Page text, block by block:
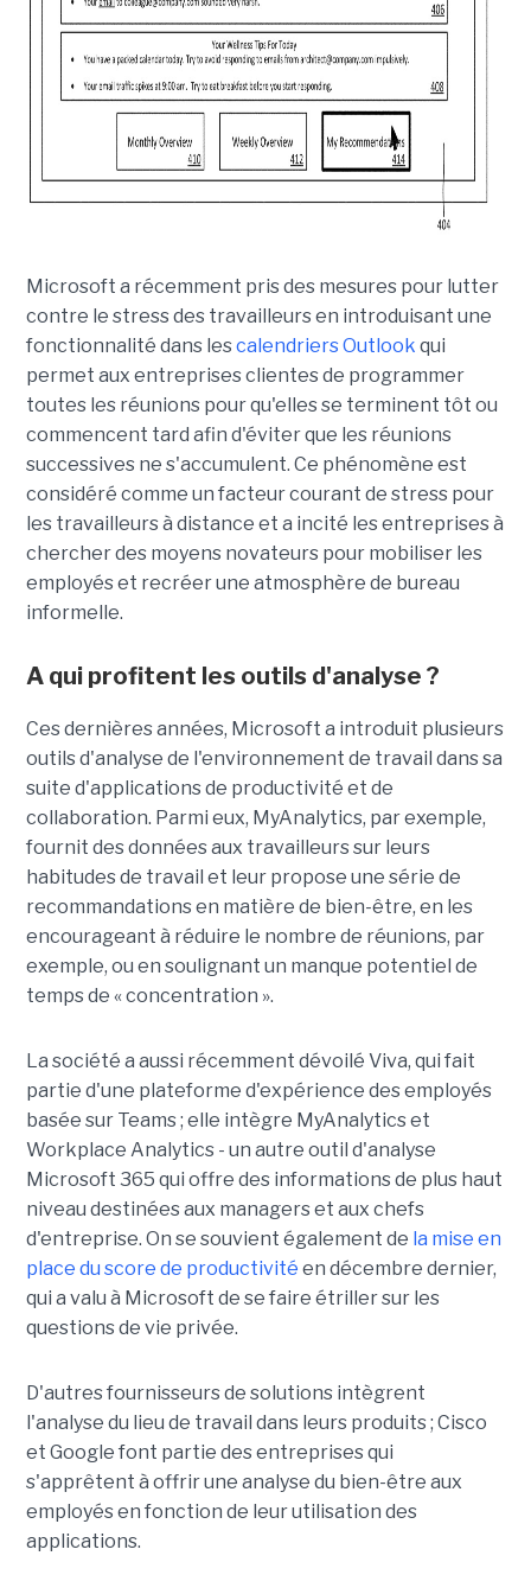
Microsoft a récemment pris des mesures pour lutter
contre le stress des travailleurs en introduisant une
fonctionnalité dans lescalendriers Outlook qui
permet aux entreprises clientes de programmer
toutes les réunions pour qu'elles se terminent tôt ou
commencent tard afin d'éviter que les réunions
successives ne s'accumulent. Ce phénomène est
considéré comme un facteur courant de stress pour
les travailleurs à distance et a incité les entreprises à
chercher des moyens novateurs pour mobiliser les
employés et recréer une atmosphère de bureau
informelle.
A qui profitent les outils d'analyse ?
Ces dernières années, Microsoft a introduit plusieurs
outils d'analyse de l'environnement de travail dans sa
suite d'applications de productivité et de
collaboration. Parmi eux, MyAnalytics, par exemple,
fournit des données aux travailleurs sur leurs
habitudes de travail et leur propose une série de
recommandations en matière de bien-être, en les
encourageant à réduire le nombre de réunions, par
exemple, ou en soulignant un manque potentiel de
temps de « concentration ».
La société a aussi récemment dévoilé Viva, qui fait
partie d'une plateforme d'expérience des employés
basée sur Teams ; elle intègre MyAnalytics et
Workplace Analytics - un autre outil d'analyse
Microsoft 365 qui offre des informations de plus haut
niveau destinées aux managers et aux chefs
d'entreprise. On se souvient également de la mise en
place du score de productivité en décembre dernier,
qui a valu à Microsoft de se faire étriller sur les
questions de vie privée.
D'autres fournisseurs de solutions intègrent
l'analyse du lieu de travail dans leurs produits ; Cisco
et Google font partie des entreprises qui
s'apprêtent à offrir une analyse du bien-être aux
employés en fonction de leur utilisation des
applications.